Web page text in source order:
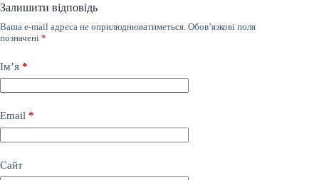
Залишити відповідь
Ваша e-mail адреса не оприлюднюватиметься. Обов’язкові поля
позначені *
Ім’я *
Email *
Сайт